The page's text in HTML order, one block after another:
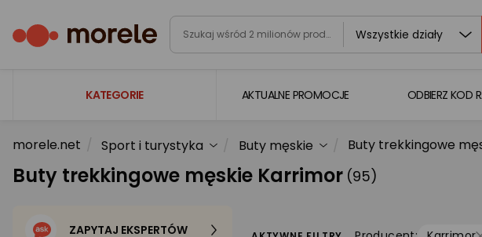
Wszystkie działy
KATEGORIE
Laptopy
Komputery
Gaming
AKTUALNE PROMOCJE ODBIERZ KOD
morele.net Sport i turystyka Buty męskie Buty trekkingowe
Buty trekkingowe męskie Karrimor (95)
ZAPYTAJ EKSPERTÓW